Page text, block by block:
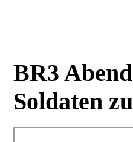
BR3
Soldaten